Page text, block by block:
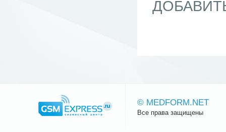
© MEDFORM.NET
Все права защищены